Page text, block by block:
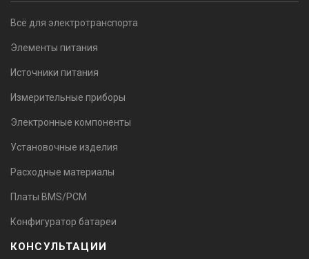
Всё для электротранспорта
Элементы питания
Источники питания
Измерительные приборы
Электронные компоненты
Установочные изделия
Расходные материалы
Платы BMS/PCM
Конфигуратор батареи
КОНСУЛЬТАЦИИ